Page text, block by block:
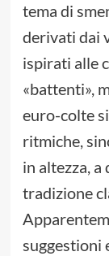
tema di
derivati dai
ispirati alle
«battenti»,
euro-colte
ritmiche,
in altezza,
tradizione
suggestioni